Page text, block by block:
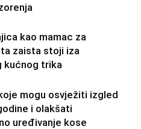
kao mamac za
zaista stoji iza
kućnog trika
mogu osvježiti izgled
i olakšati
uređivanje kose